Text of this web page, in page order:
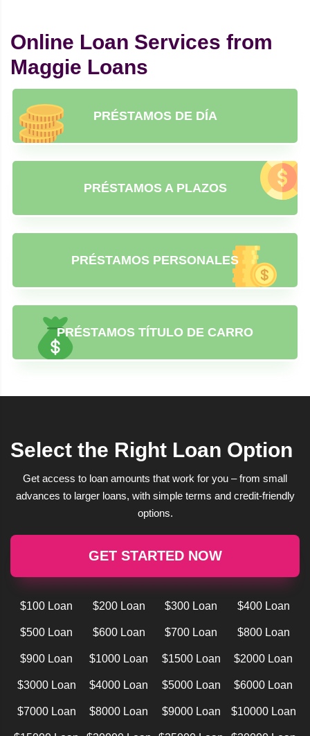
Online Loan Services from
Maggie Loans
PRÉSTAMOS DE DÍA
PRÉSTAMOS A PLAZOS
PRÉSTAMOS PERSONALES
PRÉSTAMOS TÍTULO DE CARRO
Select the Right Loan Option
Get access to loan amounts that work for you – from small
advances to larger loans, with simple terms and credit-friendly
options.
GET STARTED NOW
$100 Loan $200 Loan $300 Loan $400 Loan
$500 Loan $600 Loan $700 Loan $800 Loan
$900 Loan $1000 Loan $1500 Loan $2000 Loan
$3000 Loan $4000 Loan $5000 Loan $6000 Loan
$7000 Loan $8000 Loan $9000 Loan $10000 Loan